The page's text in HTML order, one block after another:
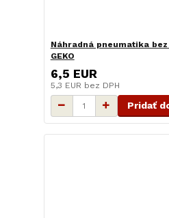
Náhradná pneumatika
GEKO
6,5 EUR
5,3 EUR bez DPH
Pridať